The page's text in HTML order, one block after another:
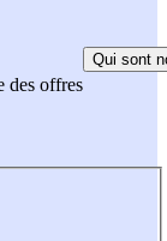
des offres
Qui sont